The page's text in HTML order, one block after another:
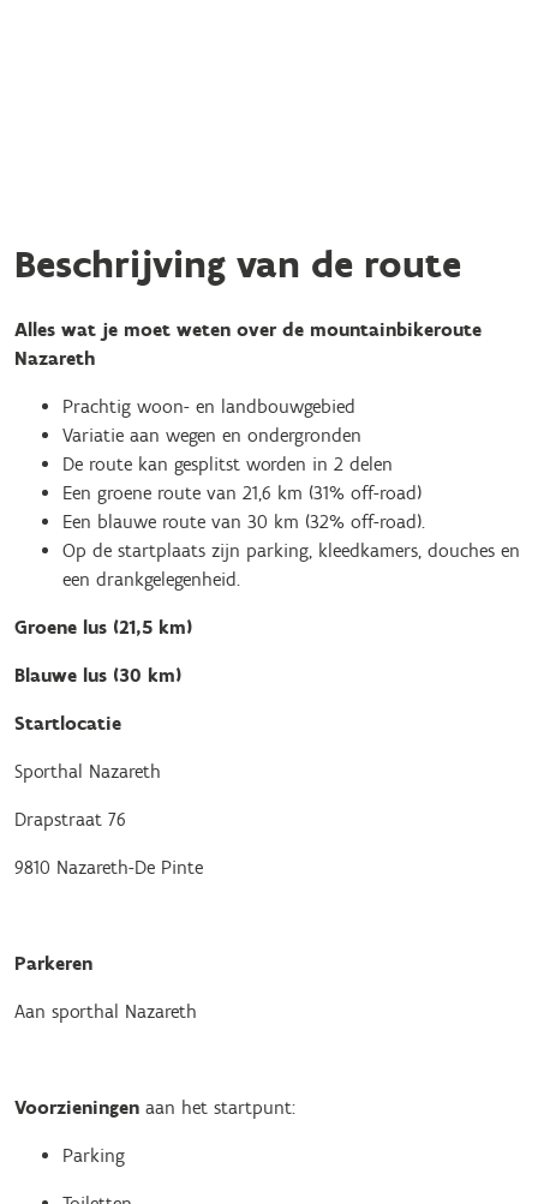
Beschrijving van de route
Alles wat je moet weten over de mountainbikeroute
Nazareth
Prachtig woon- en landbouwgebied
Variatie aan wegen en ondergronden
De route kan gesplitst worden in 2 delen
Een groene route van 21,6 km (31% off-road)
Een blauwe route van 30 km (32% off-road).
Op de startplaats zijn parking, kleedkamers, douches en
een drankgelegenheid.
Groene lus (21,5 km)
Blauwe lus (30 km)
Startlocatie
Sporthal Nazareth
Drapstraat 76
9810 Nazareth-De Pinte
Parkeren
Aan sporthal Nazareth
Voorzieningen aan het startpunt:
Parking